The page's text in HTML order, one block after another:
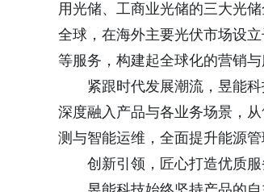
用光储、工商业光储的三大光
全球，在海外主要光伏市场设
等服务，构建起全球化的营销
紧跟时代发展潮流，昱能
深度融入产品与各业务场景，
测与智能运维，全面提升能源
创新引领，匠心打造优质服